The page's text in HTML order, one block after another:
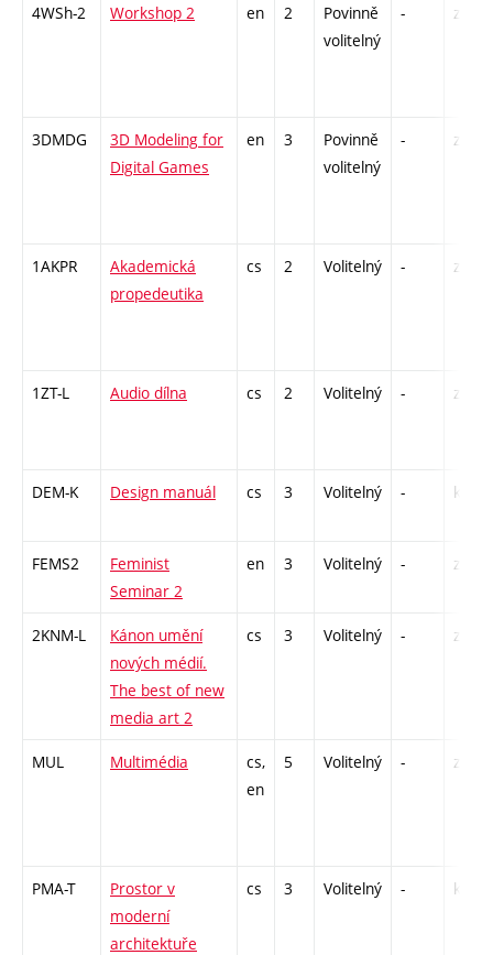
4WSh-2 Workshop 2 en 2
Povinně
volitelný
- zá
3DMDG
3D Modeling for
Digital Games
en 3
Povinně
volitelný
- zá
1AKPR
Akademická
propedeutika
cs 2 Volitelný - zá
1ZT-L Audio dílna cs 2 Volitelný - zá
DEM-K Design manuál cs 3 Volitelný - kl
FEMS2
Feminist
Seminar 2
en 3 Volitelný - zá
2KNM-L
Kánon umění
nových médií.
The best of new
media art 2
cs 3 Volitelný - zk
MUL Multimédia
cs,
en
5 Volitelný - zk
PMA-T
Prostor v
moderní
architektuře
cs 3 Volitelný - kl